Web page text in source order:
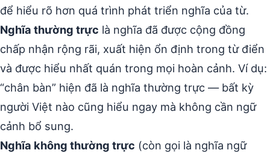
để hiểu rõ hơn quá trình phát triển nghĩa của từ.
Nghĩa thường trực là nghĩa đã được cộng đồng
chấp nhận rộng rãi, xuất hiện ổn định trong từ điển
và được hiểu nhất quán trong mọi hoàn cảnh. Ví dụ:
“chân bàn” hiện đã là nghĩa thường trực — bất kỳ
người Việt nào cũng hiểu ngay mà không cần ngữ
cảnh bổ sung.
Nghĩa không thường trực (còn gọi là nghĩa ngữ